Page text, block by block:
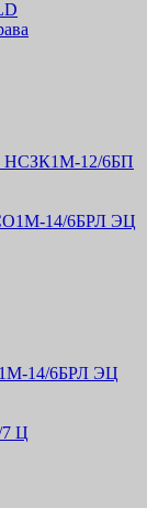
НСЗК1М-12/6БП
14/6БРЛ ЭЦ